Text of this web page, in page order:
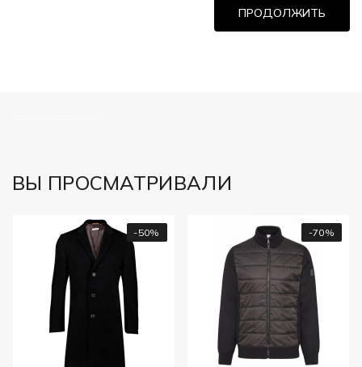
ПРОДОЛЖИТЬ
ВЫ ПРОСМАТРИВАЛИ
-50% -70%